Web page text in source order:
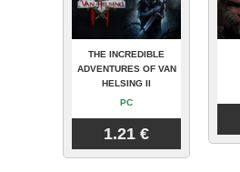
THE INCREDIBLE
ADVENTURES OF VAN
HELSING II
PC
1.21 €